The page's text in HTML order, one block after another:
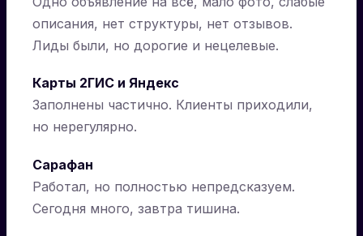
описания, нет структуры, нет отзывов.
Лиды были, но дорогие и нецелевые.
Карты 2ГИС и Яндекс
Заполнены частично. Клиенты приходили,
но нерегулярно.
Сарафан
Работал, но полностью непредсказуем.
Сегодня много, завтра тишина.